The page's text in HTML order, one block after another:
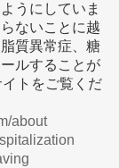
うにしていま
ないことに越
質異常症、糖
ルすることが
トをご覧くだ
about